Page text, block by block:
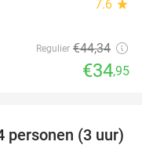
7.6 star
Regulier €44,34
€34,95
31%
personen (3 uur)